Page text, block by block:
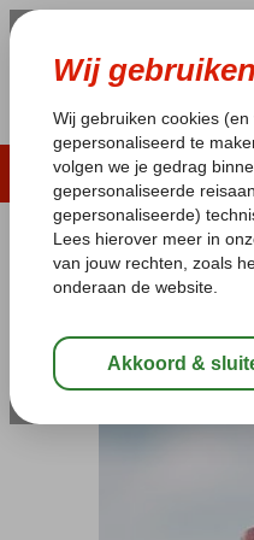
LAST
Pakketgarantie
Home